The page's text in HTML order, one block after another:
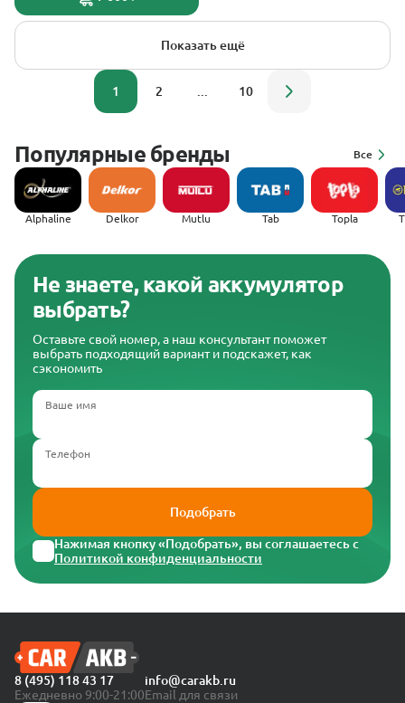
Показать ещё
1 2 10
Популярные бренды Все
Alphaline Delkor Mutlu Tab Topla
Не знаете, какой аккумулятор
выбрать?
Оставьте свой номер, а наш консультант поможет
выбрать подходящий вариант и подскажет, как
сэкономить
Ваше имя
Телефон
Подобрать
Нажимая кнопку «Подобрать», вы соглашаетесь с
Политикой конфиденциальности
8 (495) 118 43 17
Ежедневно 9:00-21:00
info@carakb.ru
Email для связи